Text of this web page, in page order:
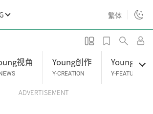
繁体
视角 Young创作
Y-CREATION
Young专题
Y-FEATURES
ADVERTISEMENT